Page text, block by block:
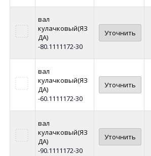
вал
кулачковый(ЯЗ
ДА)
-80.1111172-30
Уточнить
вал
кулачковый(ЯЗ
ДА)
-60.1111172-30
Уточнить
вал
кулачковый(ЯЗ
ДА)
-90.1111172-30
Уточнить